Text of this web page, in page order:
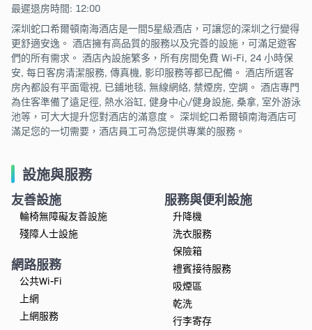
最遲退房時間: 12:00
深圳蛇口希爾頓南海酒店是一間5星級酒店，可讓您的深圳之行變得
更舒適安逸。 酒店擁有高品質的服務以及完善的設施，可滿足遊客
們的所有需求。 酒店內設施繁多，所有房間免費 Wi-Fi, 24 小時保
安, 每日客房清潔服務, 傳真機, 影印服務等都已配備。 酒店所選客
房內都設有平面電視, 已鋪地毯, 無線網絡, 禁煙房, 空調。 酒店專門
為住客準備了遠足徑, 熱水浴缸, 健身中心/健身設施, 桑拿, 室外游泳
池等，可大大提升您對酒店的滿意度。 深圳蛇口希爾頓南海酒店可
滿足您的一切需要，酒店員工可為您提供專業的服務。
設施與服務
友善設施
輪椅無障礙友善設施
殘障人士設施
網路服務
公共Wi-Fi
上網
上網服務
服務與便利設施
升降機
洗衣服務
保險箱
禮賓接待服務
吸煙區
乾洗
行李寄存